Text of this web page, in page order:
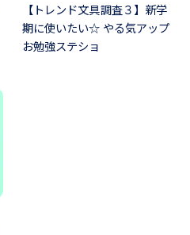
【トレンド文具調査３】新学
期に使いたい☆ やる気アップ
お勉強ステショ